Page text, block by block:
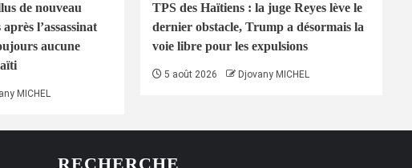
de nouveau
l’assassinat
aucune
MICHEL
TPS des Haïtiens : la juge Reyes lève le
dernier obstacle, Trump a désormais la
voie libre pour les expulsions
5 août 2026 Djovany MICHEL
RECHERCHE